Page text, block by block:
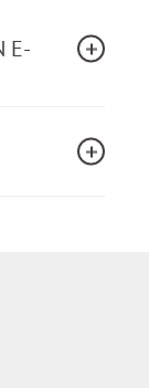
Sie
E-